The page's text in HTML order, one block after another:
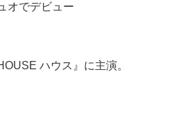
オでデビュー
ハウス』に主演。